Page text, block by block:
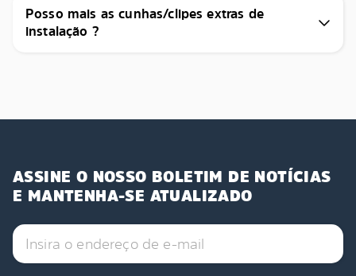
Posso mais as cunhas/clipes extras de
instalação ?
ASSINE O NOSSO BOLETIM DE NOTÍCIAS
E MANTENHA-SE ATUALIZADO